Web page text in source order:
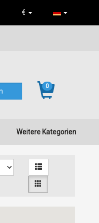
€
0
Weitere Kategorien